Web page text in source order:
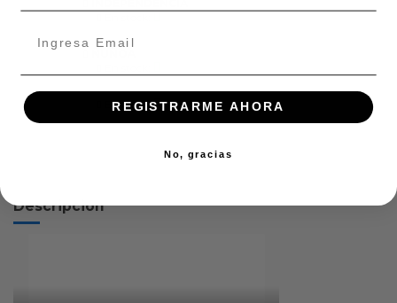
En stock:
Descripción
REGISTRARME AHORA
No, gracias